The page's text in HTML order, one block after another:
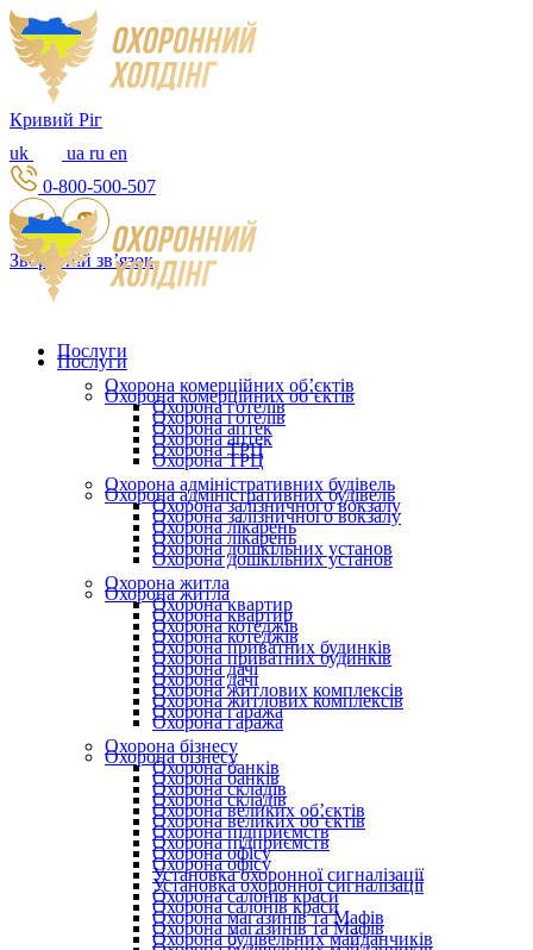
Кривий Ріг
uk
ua ru en
0-800-500-507
Зворотній зв’язок
Послуги
Охорона комерційних об’єктів
Охорона готелів
Охорона аптек
Охорона ТРЦ
Охорона адміністративних будівель
Охорона залізничного вокзалу
Охорона лікарень
Охорона дошкільних установ
Охорона житла
Охорона квартир
Охорона котеджів
Охорона приватних будинків
Охорона дачі
Охорона житлових комплексів
Охорона гаража
Охорона бізнесу
Охорона банків
Охорона складів
Охорона великих об’єктів
Охорона підприємств
Охорона офісу
Установка охоронної сигналізації
Охорона салонів краси
Охорона магазинів та Мафів
Послуги
Охорона комерційних об’єктів
Охорона готелів
Охорона аптек
Охорона ТРЦ
Охорона адміністративних будівель
Охорона залізничного вокзалу
Охорона лікарень
Охорона дошкільних установ
Охорона житла
Охорона квартир
Охорона котеджів
Охорона приватних будинків
Охорона дачі
Охорона житлових комплексів
Охорона гаража
Охорона бізнесу
Охорона банків
Охорона складів
Охорона великих об’єктів
Охорона підприємств
Охорона офісу
Установка охоронної сигналізації
Охорона салонів краси
Охорона магазинів та Мафів
Охорона будівельних майданчиків